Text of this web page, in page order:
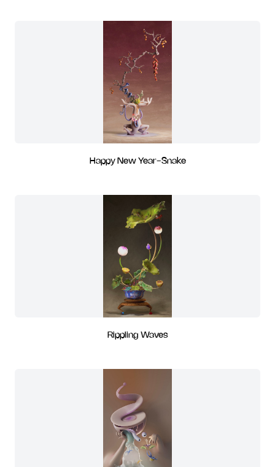
Happy New Year-Snake
Rippling Waves